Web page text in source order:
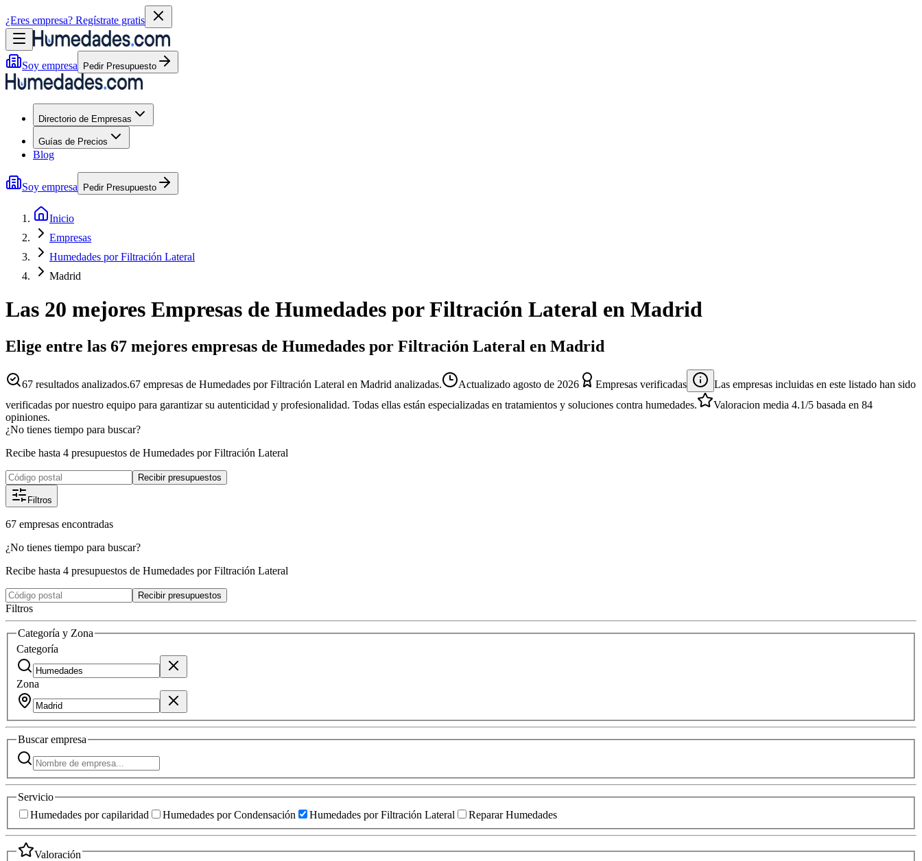
¿Eres empresa? Regístrate gratis
Soy empresa Pedir Presupuesto
Directorio de Empresas
Guías de Precios
Blog
Soy empresa Pedir Presupuesto
Inicio
Empresas
Humedades por Filtración Lateral
Madrid
Las 20 mejores Empresas de Humedades por Filtración Lateral en Madrid
Elige entre las 67 mejores empresas de Humedades por Filtración Lateral en Madrid
67 resultados analizados.67 empresas de Humedades por Filtración Lateral en Madrid analizadas. Actualizado agosto de 2026 Empresas verificadas
Las empresas incluidas en este listado han sido
verificadas por nuestro equipo para garantizar su autenticidad y profesionalidad. Todas ellas están especializadas en tratamientos y soluciones contra humedades.
Valoracion media 4.1/5 basada en 84
opiniones.
¿No tienes tiempo para buscar?
Recibe hasta 4 presupuestos de Humedades por Filtración Lateral
Recibir presupuestos
Filtros
67 empresas encontradas
¿No tienes tiempo para buscar?
Recibe hasta 4 presupuestos de Humedades por Filtración Lateral
Recibir presupuestos
Filtros
Categoría y Zona
Categoría
Zona
Buscarempresa
Servicio
Humedades por capilaridad
Humedades por Condensación Humedades por Filtración Lateral Reparar Humedades
Valoración